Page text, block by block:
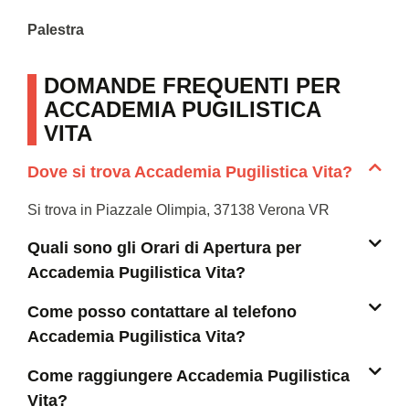
Palestra
DOMANDE FREQUENTI PER
ACCADEMIA PUGILISTICA
VITA
Dove si trova Accademia Pugilistica Vita?
Si trova in Piazzale Olimpia, 37138 Verona VR
Quali sono gli Orari di Apertura per
Accademia Pugilistica Vita?
Come posso contattare al telefono
Accademia Pugilistica Vita?
Come raggiungere Accademia Pugilistica
Vita?